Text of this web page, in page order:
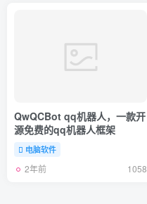
QwQCBot qq机器人，一款开
源免费的qq机器人框架
电脑软件
2年前 1058